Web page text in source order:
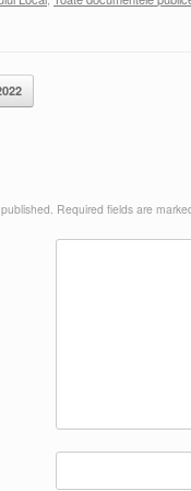
Required fields are